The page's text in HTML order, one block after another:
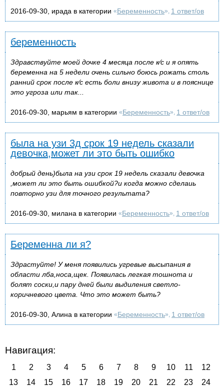
2016-09-30, ирада в категории «Беременность», 1 ответ/ов
беременность
Здравствуйте моей дочке 4 месяца после к⁄с и я опять
беременна на 5 недели очень сильно боюсь рожать столь
ранний срок после к⁄с есть боли внизу живота и в пояснице
это угроза или так...
2016-09-30, марьям в категории «Беременность», 1 ответ/ов
была на узи 3д срок 19 недель сказали
девочка,может ли это быть ошибко
добрый день)была на узи срок 19 недель сказали девочка
,может ли это быть ошибкой?и когда можно сделаиь
повторно узи для точного результата?
2016-09-30, милана в категории «Беременность», 1 ответ/ов
Беременна ли я?
Здрастуйте! У меня появились угревые высыпания в
области лба,носа,щек. Появилась легкая тошнота и
болят соски,и пару дней были выдиления светло-
коричневого цвета. Что это может быть?
2016-09-30, Алина в категории «Беременность», 1 ответ/ов
Навигация:
1 2 3 4 5 6 7 8 9 10 11
12
13
14 15 16 17 18 19 20 21 22 23
24